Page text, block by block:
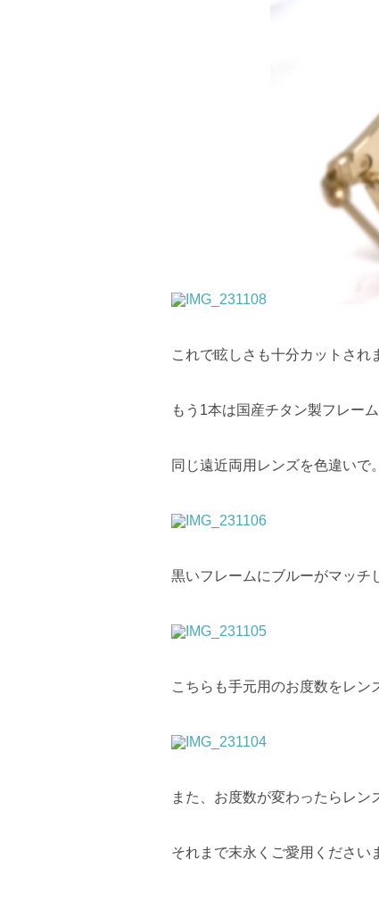
これで眩しさも十分カットされ
もう1本は国産チタン製フレー
同じ遠近両用レンズを色違いで。
黒いフレームにブルーがマッチ
こちらも手元用のお度数をレン
また、お度数が変わったらレン
それまで末永くご愛用ください